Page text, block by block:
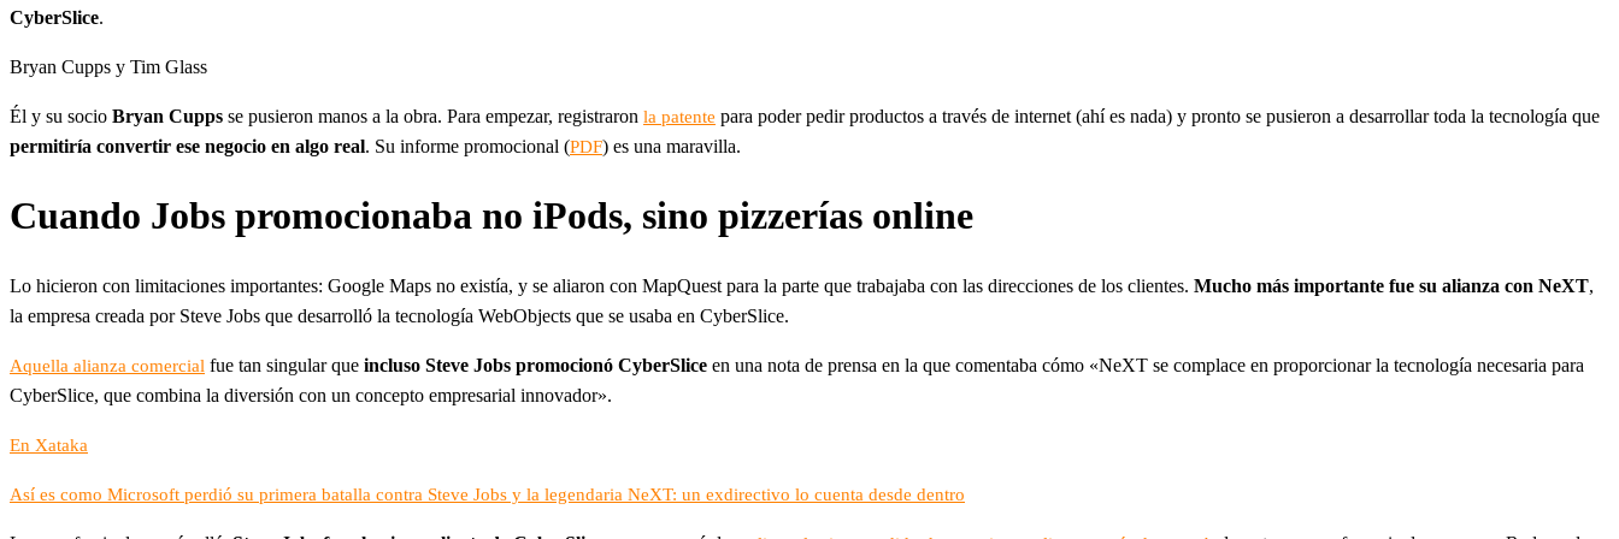
CyberSlice.
Bryan Cupps y Tim Glass
Él y su socio Bryan Cupps se pusieron manos a la obra. Para empezar, registraron la patente para poder pedir productos a través de internet (ahí es nada) y pronto se pusieron a desarrollar toda la tecnología que
permitiría convertir ese negocio en algo real. Su informe promocional (PDF) es una maravilla.
Cuando Jobs promocionaba no iPods, sino pizzerías online
Lo hicieron con limitaciones importantes: Google Maps no existía, y se aliaron con MapQuest para la parte que trabajaba con las direcciones de los clientes. Mucho más importante fue su alianza con NeXT,
la empresa creada por Steve Jobs que desarrolló la tecnología WebObjects que se usaba en CyberSlice.
Aquella alianza comercial fue tan singular que incluso Steve Jobs promocionó CyberSlice en una nota de prensa en la que comentaba cómo «NeXT se complace en proporcionar la tecnología necesaria para
CyberSlice, que combina la diversión con un concepto empresarial innovador».
En Xataka
Así es como Microsoft perdió su primera batalla contra Steve Jobs y la legendaria NeXT: un exdirectivo lo cuenta desde dentro